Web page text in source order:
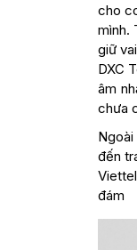
cho
mình.
giữ
DXC
âm
chưa
đến